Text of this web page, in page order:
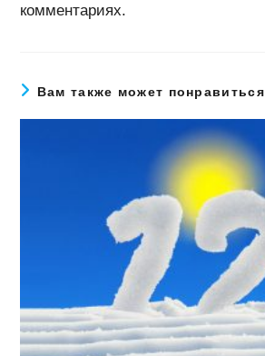
комментариях.
Вам также может понравиться